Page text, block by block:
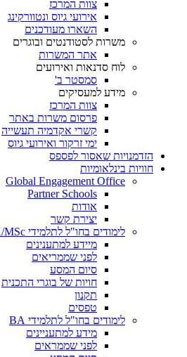
צוות המרכז
אירועי גיוס ונטוורקינג
השארו מעודכנים
משרות לסטודנטים ובוגרים
אתר המשרות
לוח סדנאות ואירועים
סמסטר ב'
מידע למעסיקים
צוות המרכז
פרסום משרות באתר
קשרי אקדמיה תעשייה
ימי זרקור ואירועי גיוס
הזדמנויות שאסור לפספס
חוויות בינלאומיות
Global Engagement Office
Partner Schools
אודות
יצירת קשר
לימודים בחו"ל לתלמידי MBA/MSc
מיידע למתענינים
לפני שממריאים
סיום המסע
חויות של בוגרי התכנית
תקנון
טפסים
לימודים בחו"ל לתלמידי BA
מידע למתעניינים
לפני שממראים